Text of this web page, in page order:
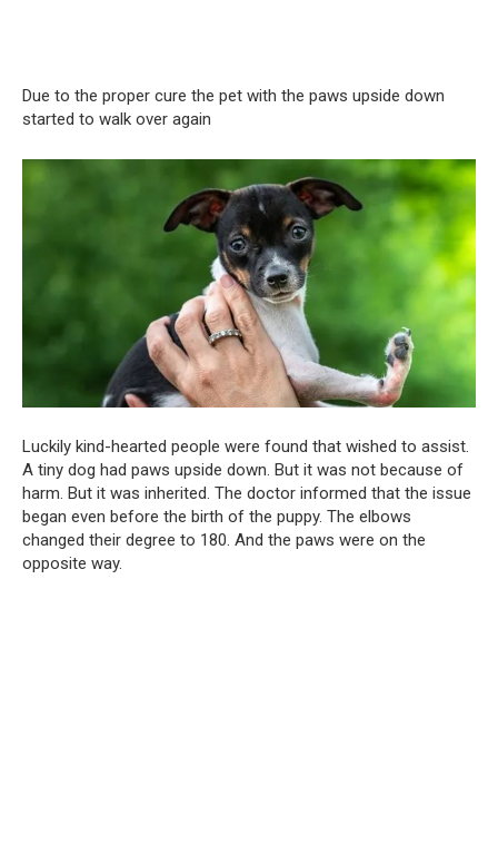
Due to the proper cure the pet with the paws upside down
started to walk over again
Luckily kind-hearted people were found that wished to assist.
A tiny dog had paws upside down. But it was not because of
harm. But it was inherited. The doctor informed that the issue
began even before the birth of the puppy. The elbows
changed their degree to 180. And the paws were on the
opposite way.